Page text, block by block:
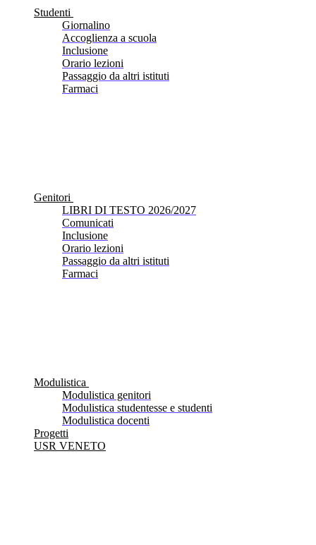
Studenti
Giornalino
Accoglienza a scuola
Inclusione
Orario lezioni
Passaggio da altri istituti
Farmaci
Genitori
LIBRI DI TESTO 2026/2027
Comunicati
Inclusione
Orario lezioni
Passaggio da altri istituti
Farmaci
Modulistica
Modulistica genitori
Modulistica studentesse e studenti
Modulistica docenti
Progetti
USR VENETO